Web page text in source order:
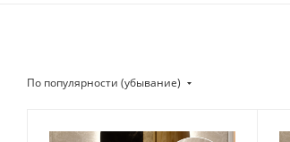
По популярности (убывание)